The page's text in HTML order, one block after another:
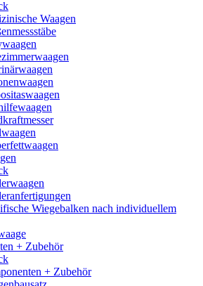
Waagen
Wiegebalken nach individuellem
+ Zubehör
+ Zubehör